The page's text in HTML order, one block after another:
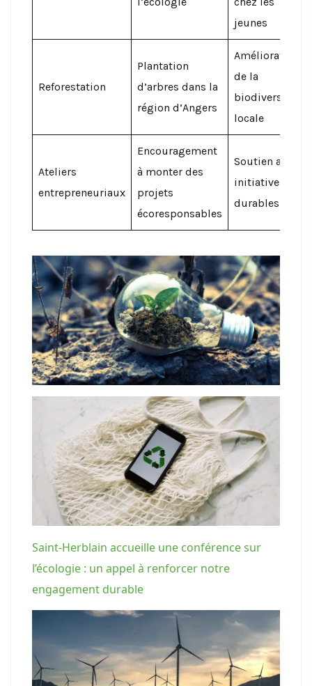
jeunes
Reforestation
Plantation
d’arbres dans la
région d’Angers
Amélioration
de la
biodiversité
locale
Ateliers
entrepreneuriaux
Encouragement
à monter des
projets
écoresponsables
Soutien aux
initiatives
durables
Saint-Herblain accueille une conférence sur
l’écologie : un appel à renforcer notre
engagement durable